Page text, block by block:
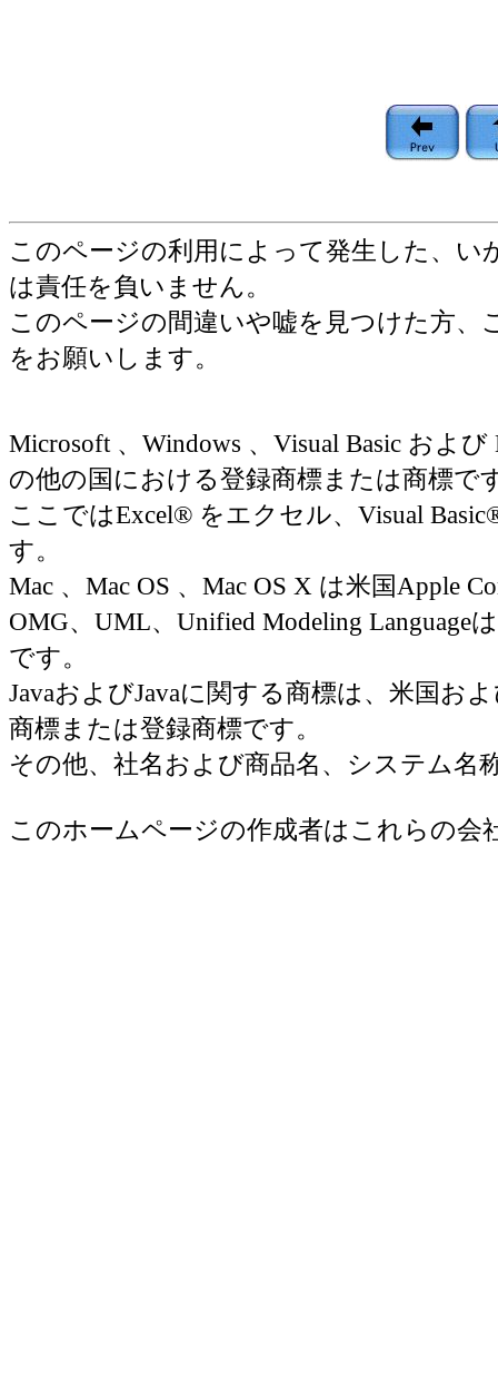
このページの利用によって発生した、
は責任を負いません。
このページの間違いや嘘を見つけた方
をお願いします。
Microsoft 、Windows 、Visual Basic およ
の他の国における登録商標または商標で
ここではExcel® をエクセル、Visual
す。
Mac 、Mac OS 、Mac OS X は米国Apple
OMG、UML、Unified Modeling Language
です。
JavaおよびJavaに関する商標は、米国お
商標または登録商標です。
その他、社名および商品名、システム名
このホームページの作成者はこれらの